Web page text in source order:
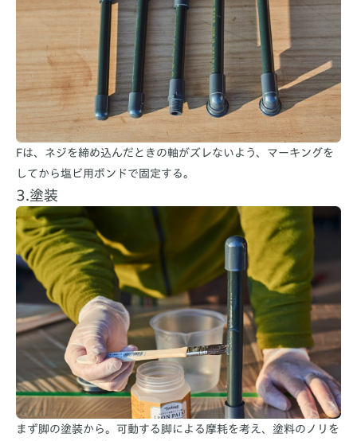
Fは、ネジを締め込んだときの軸がズレないよう、マーキングを
してから塩ビ用ボンドで固定する。
3.塗装
まず脚の塗装から。可動する脚による摩耗を考え、塗料のノリを